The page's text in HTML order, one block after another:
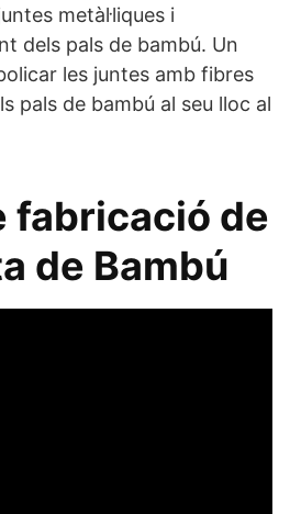
metàl·liques i
dels pals de bambú. Un
les juntes amb fibres
pals de bambú al seu lloc al
fabricació de
de Bambú